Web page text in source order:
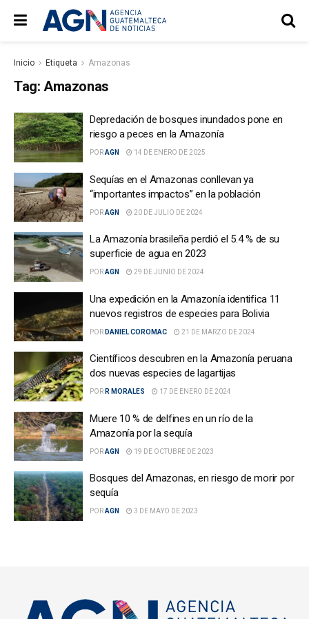
Inicio Etiqueta Amazonas
Tag: Amazonas
Depredación de bosques inundados pone en
riesgo a peces en la Amazonía
PORAGN 14 DE ENERO DE 2025
Sequías en el Amazonas conllevan ya
“importantes impactos” en la población
PORAGN 20 DE JULIO DE 2024
La Amazonía brasileña perdió el 5.4 % de su
superficie de agua en 2023
PORAGN 29 DE JUNIO DE 2024
Una expedición en la Amazonía identifica 11
nuevos registros de especies para Bolivia
POR DANIEL COROMAC 21 DE MARZO DE 2024
Científicos descubren en la Amazonía peruana
dos nuevas especies de lagartijas
POR R MORALES 17 DE ENERO DE 2024
Muere 10 % de delfines en un río de la
Amazonía por la sequía
PORAGN 19 DE OCTUBRE DE 2023
Bosques del Amazonas, en riesgo de morir por
sequía
PORAGN 3 DE MAYO DE 2023